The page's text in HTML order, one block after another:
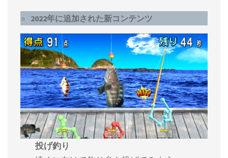
2022年に追加された新コンテンツ
投げ釣り